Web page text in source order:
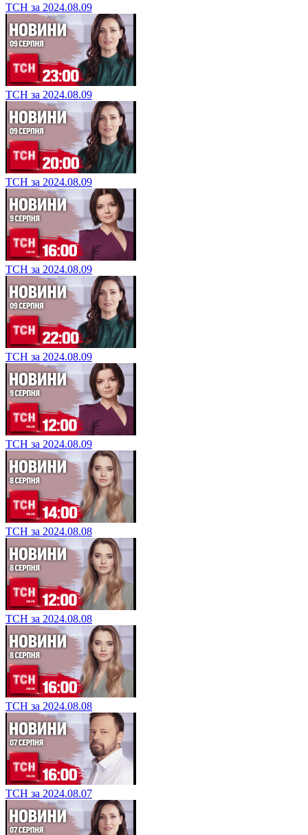
ТСН за 2024.08.09
ТСН за 2024.08.09
ТСН за 2024.08.09
ТСН за 2024.08.09
ТСН за 2024.08.09
ТСН за 2024.08.09
ТСН за 2024.08.08
ТСН за 2024.08.08
ТСН за 2024.08.08
ТСН за 2024.08.07